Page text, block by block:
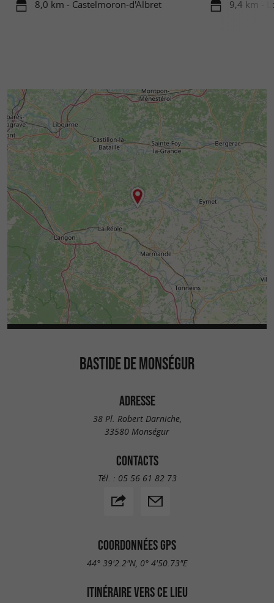
8,0 km - Castelmoron-d'Albret 9,4 km -
BASTIDE DE MONSÉGUR
ADRESSE
38 Pl. Robert Darniche,
33580 Monségur
CONTACTS
Tél. : 05 56 61 82 73
COORDONNÉES GPS
44° 39'2.2"N, 0° 4'50.73"E
ITINÉRAIRE VERS CE LIEU